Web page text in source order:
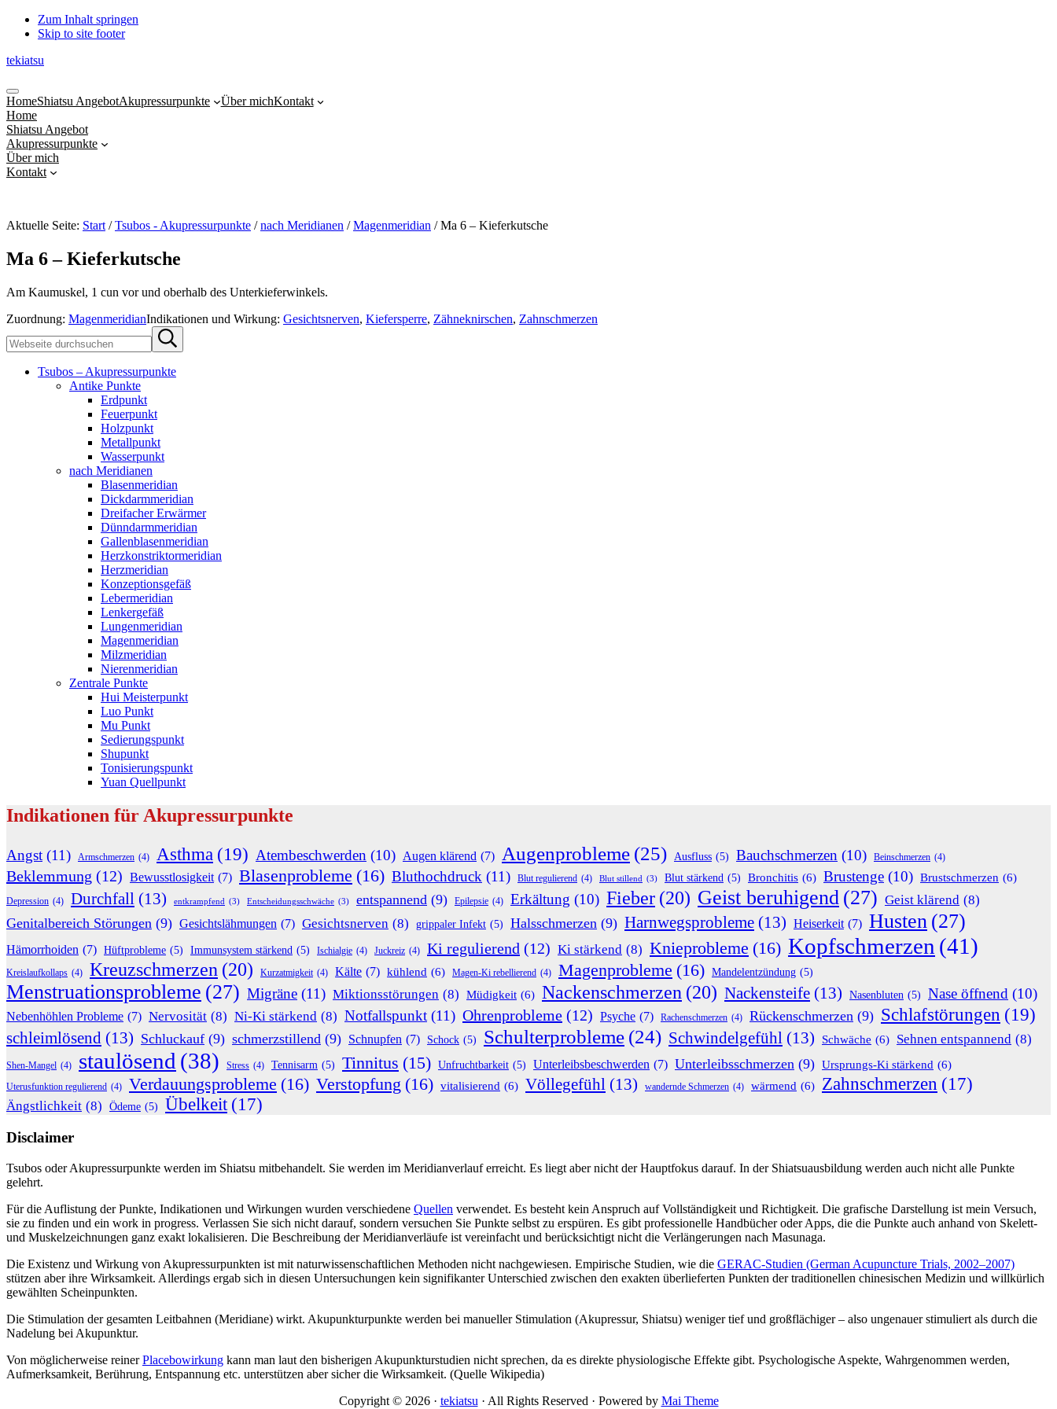
Zum Inhalt springen
Skip to site footer
tekiatsu
Shiatsu
bringt
Energie
in
Fluss...
Menu
HomeShiatsu AngebotAkupressurpunkte Über michKontakt
Home
Shiatsu Angebot
Akupressurpunkte
Über mich
Kontakt
Aktuelle Seite: Start / Tsubos - Akupressurpunkte / nach Meridianen / Magenmeridian /Ma 6 – Kieferkutsche
Ma 6 – Kieferkutsche
Am Kaumuskel, 1 cun vor und oberhalb des Unterkieferwinkels.
Zuordnung: MagenmeridianIndikationen und Wirkung: Gesichtsnerven, Kiefersperre, Zähneknirschen, Zahnschmerzen
Sidebar
durchsuchen
Submit
search
Tsubos – Akupressurpunkte
Antike Punkte
Erdpunkt
Feuerpunkt
Holzpunkt
Metallpunkt
Wasserpunkt
nach Meridianen
Blasenmeridian
Dickdarmmeridian
Dreifacher Erwärmer
Dünndarmmeridian
Gallenblasenmeridian
Herzkonstriktormeridian
Herzmeridian
Konzeptionsgefäß
Lebermeridian
Lenkergefäß
Lungenmeridian
Magenmeridian
Milzmeridian
Nierenmeridian
Zentrale Punkte
Hui Meisterpunkt
Luo Punkt
Mu Punkt
Sedierungspunkt
Shupunkt
Tonisierungspunkt
Yuan Quellpunkt
Indikationen für Akupressurpunkte
Angst (11) Armschmerzen (4) Asthma (19) Atembeschwerden (10) Augen klärend (7) Augenprobleme (25) Ausfluss (5) Bauchschmerzen (10) Beinschmerzen (4)
Beklemmung (12) Bewusstlosigkeit (7) Blasenprobleme (16) Bluthochdruck (11) Blut regulierend (4) Blut stillend (3) Blut stärkend (5) Bronchitis (6) Brustenge (10) Brustschmerzen (6)
Depression (4) Durchfall (13) entkrampfend (3) Entscheidungsschwäche (3) entspannend (9) Epilepsie (4) Erkältung (10) Fieber (20) Geist beruhigend (27) Geist klärend (8)
Genitalbereich Störungen (9) Gesichtslähmungen (7) Gesichtsnerven (8) grippaler Infekt (5) Halsschmerzen (9) Harnwegsprobleme (13) Heiserkeit (7) Husten (27)
Hämorrhoiden (7) Hüftprobleme (5) Immunsystem stärkend (5) Ischialgie (4) Juckreiz (4) Ki regulierend (12) Ki stärkend (8) Knieprobleme (16) Kopfschmerzen (41)
Kreislaufkollaps (4) Kreuzschmerzen (20) Kurzatmigkeit (4) Kälte (7) kühlend (6) Magen-Ki rebellierend (4) Magenprobleme (16) Mandelentzündung (5)
Menstruationsprobleme (27) Migräne (11) Miktionsstörungen (8) Müdigkeit (6) Nackenschmerzen (20) Nackensteife (13) Nasenbluten (5) Nase öffnend (10)
Nebenhöhlen Probleme (7) Nervosität (8) Ni-Ki stärkend (8) Notfallspunkt (11) Ohrenprobleme (12) Psyche (7) Rachenschmerzen (4) Rückenschmerzen (9) Schlafstörungen (19)
schleimlösend (13) Schluckauf (9) schmerzstillend (9) Schnupfen (7) Schock (5) Schulterprobleme (24) Schwindelgefühl (13) Schwäche (6) Sehnen entspannend (8)
Shen-Mangel (4) staulösend (38) Stress (4) Tennisarm (5) Tinnitus (15) Unfruchtbarkeit (5) Unterleibsbeschwerden (7) Unterleibsschmerzen (9) Ursprungs-Ki stärkend (6)
Uterusfunktion regulierend (4) Verdauungsprobleme (16) Verstopfung (16) vitalisierend (6) Völlegefühl (13) wandernde Schmerzen (4) wärmend (6) Zahnschmerzen (17)
Ängstlichkeit (8) Ödeme (5) Übelkeit (17)
Disclaimer
Tsubos oder Akupressurpunkte werden im Shiatsu mitbehandelt. Sie werden im Meridianverlauf erreicht. Es liegt aber nicht der Hauptfokus darauf. In der Shiatsuausbildung werden auch nicht alle Punkte
gelehrt.
Für die Auflistung der Punkte, Indikationen und Wirkungen wurden verschiedene Quellen verwendet. Es besteht kein Anspruch auf Vollständigkeit und Richtigkeit. Die grafische Darstellung ist mein Versuch,
sie zu finden und ein work in progress. Verlassen Sie sich nicht darauf, sondern versuchen Sie Punkte selbst zu erspüren. Es gibt professionelle Handbücher oder Apps, die die Punkte auch anhand von Skelett-
und Muskelzeichnungen ganz exakt lokalisieren. Die Beschreibung der Meridianverläufe ist vereinfacht und berücksichtigt nicht die Verlängerungen nach Masunaga.
Die Existenz und Wirkung von Akupressurpunkten ist mit naturwissenschaftlichen Methoden nicht nachgewiesen. Empirische Studien, wie die GERAC-Studien (German Acupuncture Trials, 2002–2007)
stützen aber ihre Wirksamkeit. Allerdings ergab sich in diesen Untersuchungen kein signifikanter Unterschied zwischen den exakten überlieferten Punkten der traditionellen chinesischen Medizin und willkürlich
gewählten Scheinpunkten.
Die Stimulation der gesamten Leitbahnen (Meridiane) wirkt. Akupunkturpunkte werden bei manueller Stimulation (Akupressur, Shiatsu) weniger tief und großflächiger – also ungenauer stimuliert als durch die
Nadelung bei Akupunktur.
Von möglicherweise reinerPlacebowirkung kann man laut den bisherigen Akupunkturstudien nicht sprechen, da es direkte physiologische Effekte gibt. Psychologische Aspekte, Wahrgenommen werden,
Aufmerksamkeit, Berührung, Entspannung etc. unterstützen aber sicher die Wirksamkeit. (Quelle Wikipedia)
Copyright © 2026 · tekiatsu · All Rights Reserved · Powered by Mai Theme